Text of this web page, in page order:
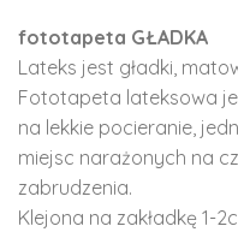
fototapeta GŁADKA
Lateks jest gładki,
Fototapeta lateksowa
na lekkie pocieranie,
miejsc narażonych na
zabrudzenia.
Klejona na zakładkę 1-